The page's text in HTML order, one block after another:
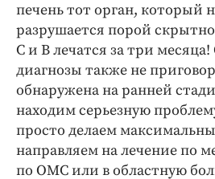
печень тот орган, который
разрушается порой
С и В лечатся за три
диагнозы также не
обнаружена на ранней
находим серьезную
просто делаем
направляем на лечение по
по ОМС или в областную